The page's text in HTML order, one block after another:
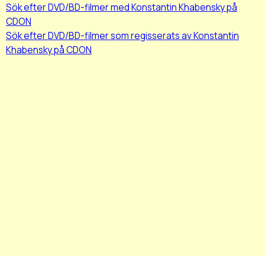
Sök efter DVD/BD-filmer med Konstantin Khabensky på
CDON
Sök efter DVD/BD-filmer som regisserats av Konstantin
Khabensky på CDON